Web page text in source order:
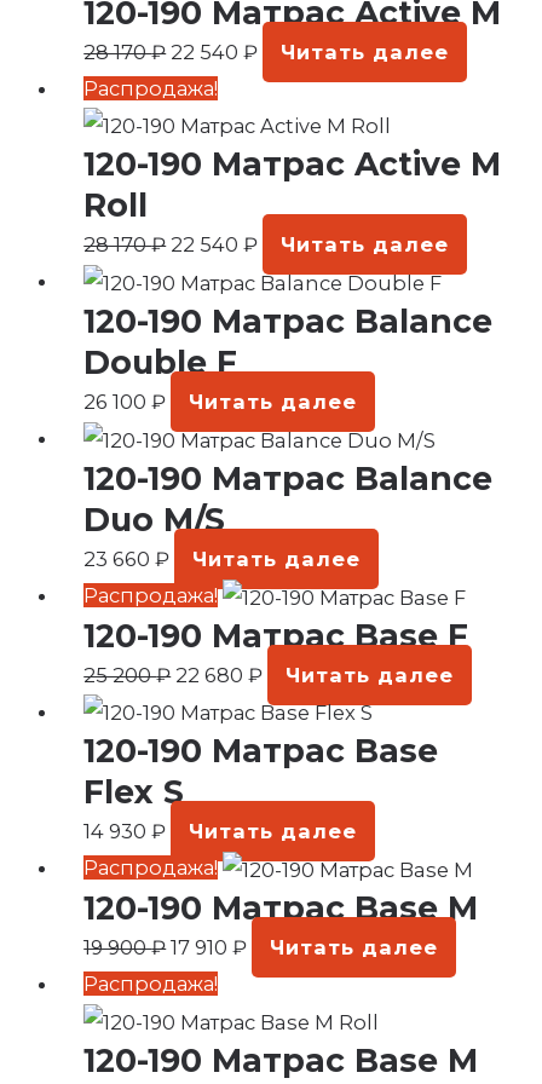
120-190 Матрас Active M
28 170₽
цена
составляла
28
170 ₽.
22 540₽
цена:
22
540 ₽.
Читать далее
Распродажа!
120-190 Матрас Active M
Roll
28 170₽
Первоначальная
цена
составляла
170 ₽.
22 540₽
Текущая
цена:
22
Читать далее
120-190 Матрас Balance
Double F
26 100₽ Читать далее
120-190 Матрас Balance
Duo M/S
23 660₽
Читать далее
Распродажа!
120-190 Матрас Base F
25 200₽
Первоначальная
цена
составляла
25
200 ₽.
22 680₽
Текущая
цена:
680 ₽.
Читать далее
120-190 Матрас Base
Flex S
14 930₽
Читать далее
Распродажа!
120-190 Матрас Base M
19 900₽
Первоначальная
цена
составляла
19
900 ₽.
17 910₽
Текущая
цена:
17
910 ₽.
Читать далее
Распродажа!
120-190 Матрас Base M
Первоначальная
цена
составляла
Текущая
цена:
18